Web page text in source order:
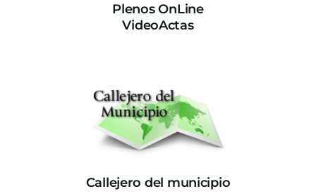
Plenos OnLine
VideoActas
Callejero del municipio